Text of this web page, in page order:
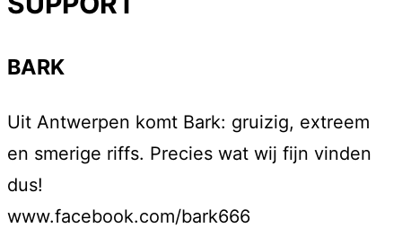
BARK
Uit Antwerpen komt Bark: gruizig, extreem
en smerige riffs. Precies wat wij fijn vinden
dus!
www.facebook.com/bark666